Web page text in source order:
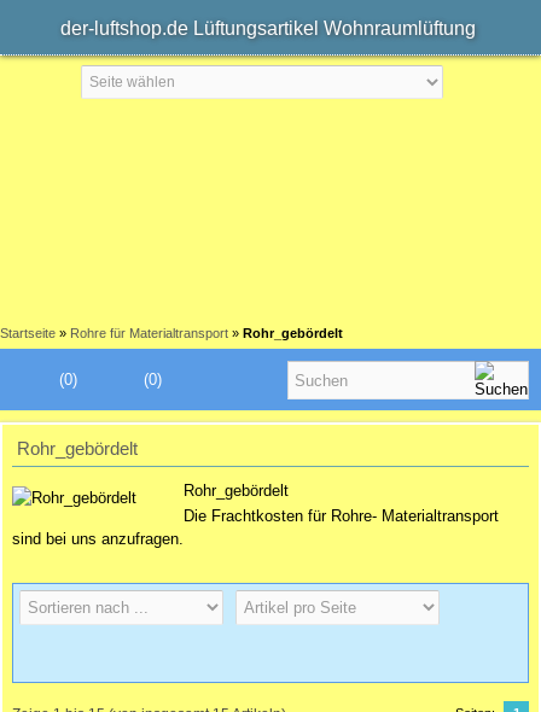
der-luftshop.de Lüftungsartikel Wohnraumlüftung
Startseite » Rohre für Materialtransport » Rohr_gebördelt
(0)
(0)
Rohr_gebördelt
Rohr_gebördelt
Die Frachtkosten für Rohre- Materialtransport
sind bei uns anzufragen.